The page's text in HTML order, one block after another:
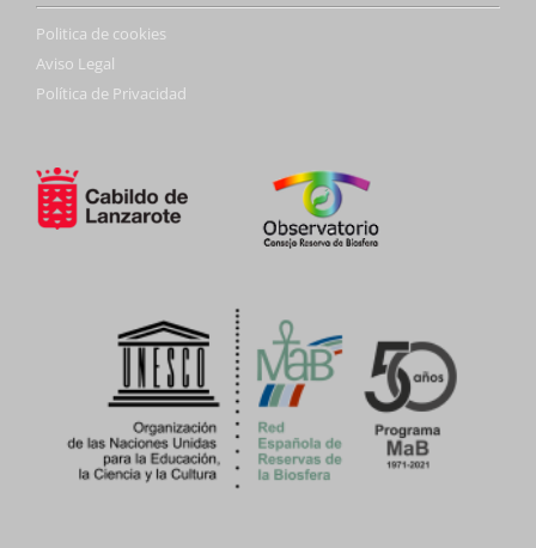
Politica de cookies
Aviso Legal
Política de Privacidad